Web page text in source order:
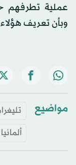
عملية تطرفهم
وبأن تعريف
مواضيع
ألمانيا